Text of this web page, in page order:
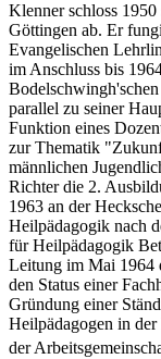
Klenner schloss
Göttingen ab. Er
Evangelischen
im Anschluss bis
parallel zu seiner
Funktion eines
zur Thematik
männlichen
Richter die 2.
1963 an der
Heilpädagogik nach
für Heilpädagogik
Leitung im Mai 1964
den Status einer
Gründung einer
Heil­pädagogen in
der